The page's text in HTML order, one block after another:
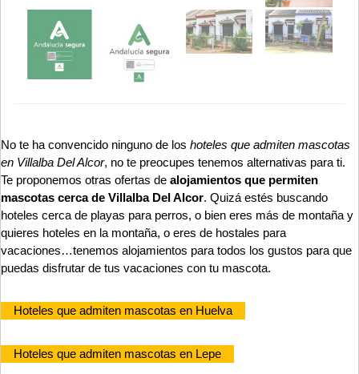
No te ha convencido ninguno de los hoteles que admiten mascotas
en Villalba Del Alcor, no te preocupes tenemos alternativas para ti.
Te proponemos otras ofertas de alojamientos que permiten
mascotas cerca de Villalba Del Alcor. Quizá estés buscando
hoteles cerca de playas para perros, o bien eres más de montaña y
quieres hoteles en la montaña, o eres de hostales para
vacaciones…tenemos alojamientos para todos los gustos para que
puedas disfrutar de tus vacaciones con tu mascota.
Hoteles que admiten mascotas en Huelva
Hoteles que admiten mascotas en Lepe